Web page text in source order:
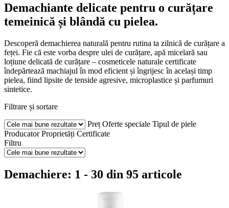
Demachiante delicate pentru o curățare
temeinică și blândă cu pielea.
Descoperă demachierea naturală pentru rutina ta zilnică de curățare a
feței. Fie că este vorba despre ulei de curățare, apă micelară sau
loțiune delicată de curățare – cosmeticele naturale certificate
îndepărtează machiajul în mod eficient și îngrijesc în același timp
pielea, fiind lipsite de tenside agresive, microplastice și parfumuri
sintetice.
Filtrare și sortare
Preț Oferte speciale Tipul de piele
Producator Proprietăți Certificate
Filtru
Demachiere: 1 - 30 din 95 articole